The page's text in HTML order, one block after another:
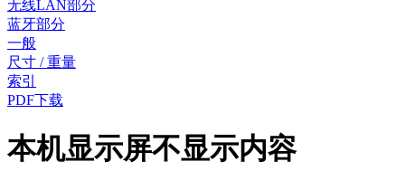
无线LAN部分
蓝牙部分
一般
尺寸 / 重量
索引
PDF下载
本机显示屏不显示内容